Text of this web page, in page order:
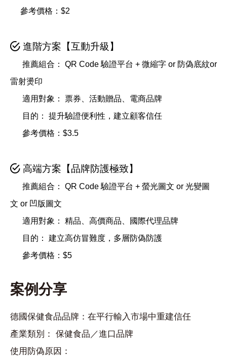
參考價格：$2
進階方案【互動升級】
推薦組合： QR Code 驗證平台 + 微縮字 or 防偽底紋or
雷射燙印
適用對象： 票券、活動贈品、電商品牌
目的： 提升驗證便利性，建立顧客信任
參考價格：$3.5
高端方案【品牌防護極致】
推薦組合： QR Code 驗證平台 + 螢光圖文 or 光變圖
文 or 凹版圖文
適用對象： 精品、高價商品、國際代理品牌
目的： 建立高仿冒難度，多層防偽防護
參考價格：$5
案例分享
德國保健食品品牌：在平行輸入市場中重建信任
產業類別： 保健食品／進口品牌
使用防偽原因：